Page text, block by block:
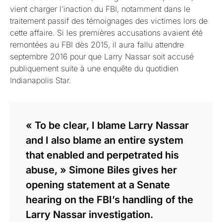
vient charger l’inaction du FBI, notamment dans le
traitement passif des témoignages des victimes lors de
cette affaire. Si les premières accusations avaient été
remontées au FBI dès 2015, il aura fallu attendre
septembre 2016 pour que Larry Nassar soit accusé
publiquement suite à une enquête du quotidien
Indianapolis Star.
« To be clear, I blame Larry Nassar
and I also blame an entire system
that enabled and perpetrated his
abuse, » Simone Biles gives her
opening statement at a Senate
hearing on the FBI’s handling of the
Larry Nassar investigation.